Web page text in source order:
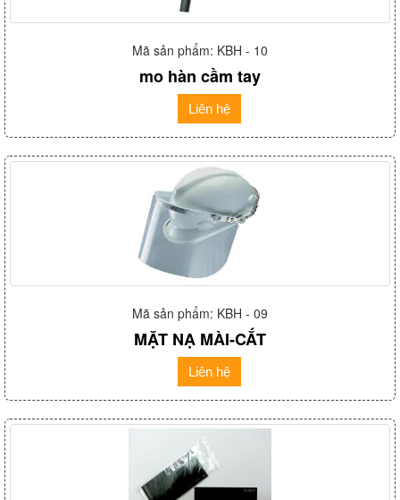
Mã sản phẩm: KBH - 10
mo hàn cầm tay
Liên hệ
Mã sản phẩm: KBH - 09
MẶT NẠ MÀI-CẮT
Liên hệ